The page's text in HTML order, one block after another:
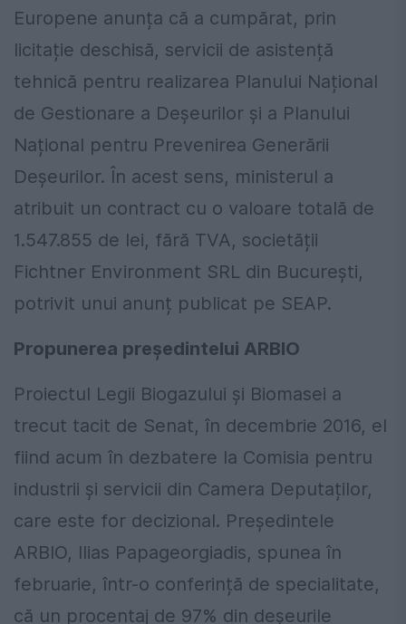
Europene anunța că a cumpărat, prin
licitație deschisă, servicii de asistență
tehnică pentru realizarea Planului Național
de Gestionare a Deșeurilor și a Planului
Național pentru Prevenirea Generării
Deșeurilor. În acest sens, ministerul a
atribuit un contract cu o valoare totală de
1.547.855 de lei, fără TVA, societății
Fichtner Environment SRL din București,
potrivit unui anunț publicat pe SEAP.
Propunerea preşedintelui ARBIO
Proiectul Legii Biogazului şi Biomasei a
trecut tacit de Senat, în decembrie 2016, el
fiind acum în dezbatere la Comisia pentru
industrii și servicii din Camera Deputaților,
care este for decizional. Președintele
ARBIO, Ilias Papageorgiadis, spunea în
februarie, într-o conferință de specialitate,
că un procentaj de 97% din deșeurile